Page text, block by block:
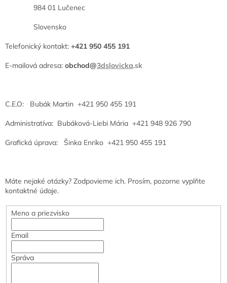
984 01 Lučenec
Slovensko
Telefonický kontakt: +421 950 455 191
E-mailová adresa: obchod@3dslovicka.sk
C.E.O: Bubák Martin +421 950 455 191
Administratíva: Bubáková-Liebi Mária +421 948 926 790
Grafická úprava: Šinka Enriko +421 950 455 191
Máte nejaké otázky? Zodpovieme ich. Prosím, pozorne vyplňte
kontaktné údaje.
Meno a priezvisko
Email
Správa